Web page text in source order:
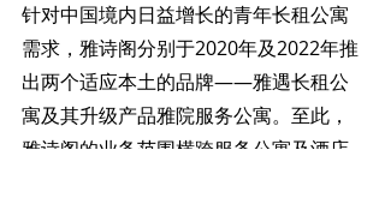
针对中国境内日益增长的青年长租公寓
需求，雅诗阁分别于2020年及2022年推
出两个适应本土的品牌——雅遇长租公
寓及其升级产品雅院服务公寓。至此，
雅诗阁的业务范围横跨服务公寓及酒店